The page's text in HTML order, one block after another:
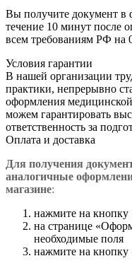
Вы получите документ в
течение 10 минут после
всем требованиям РФ на
Условия гарантии
В нашей организации
практики, непрерывно
оформления
можем гарантировать
ответственность за
Оплата и доставка
Для получения
аналогичные
магазине:
нажмите на кнопку
на странице
необходимые поля
нажмите на кнопку